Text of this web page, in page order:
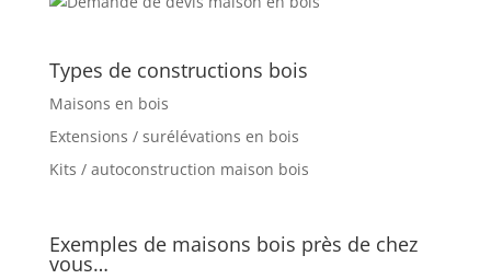
Types de constructions bois
Maisons en bois
Extensions / surélévations en bois
Kits / autoconstruction maison bois
Exemples de maisons bois près de chez
vous…